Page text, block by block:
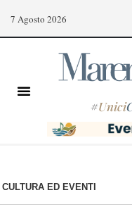
7 Agosto 2026
#Unici
CULTURA ED EVENTI